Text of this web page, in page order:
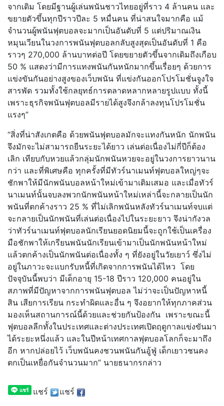
จากเดิม โดยมีฐานผู้เล่นพนันชาวไทยอยู่ที่ราว 4 ล้านคน และ
ขยายตัวขึ้นทุกปีราวปีละ 5 หมื่นคน ที่น่าสนใจมากคือ แม้
จำนวนผู้พนันฟุตบอลจะมากเป็นอันดับที่ 5 แต่ปริมาณเงิน
หมุนเวียนในวงการพนันฟุตบอลกลับสูงสุดเป็นอันดับที่ 1 คือ
ราวๆ 270,000 ล้านบาทต่อปี โดยขยายตัวขึ้นจากเดิมถึงเกือบ
50 % แสดงว่ามีการแทงพนันกันหนักมากขึ้นเรื่อยๆ ด้วยการ
แข่งขันกันอย่างสูงของเว็บพนัน ที่แข่งกันออกโปรโมชั่นจูงใจ
สารพัด รวมทั้งใช้กลยุทธ์การตลาดหลากหลายรูปแบบ ทั้งนี้
เพราะธุรกิจพนันฟุตบอลมีรายได้สูงจึงกล้าลงทุนโปรโมชั่น
แรงๆ”
“สิ่งที่น่าสังเกตคือ ด้วยพนันฟุตบอลมักจะแทงกันหนัก นักพนัน
จึงมักจะไม่สามารถยืนระยะได้ยาว เล่นต่อเนื่องไม่กี่ปีก็ต้อง
เลิก เทียบกับหวยแล้วกลุ่มนักพนันหวยจะอยู่ในวงการยาวนาน
กว่า และที่พิเศษคือ ทุกครั้งที่มีทัวร์นาเมนท์ฟุตบอลใหญ่ๆจะ
ชักพาให้มีนักพนันบอลหน้าใหม่เข้ามาเติมเสมอ และเมื่อทัวร์
นาเมนท์นั้นจบลงพวกนักพนันหน้าใหม่เหล่านี้จะกลายเป็นนัก
พนันที่ตกค้างราว 25 % ที่ไม่เลิกพนันหลังทัวร์นาเมนท์จบแต่
จะกลายเป็นนักพนันที่เล่นต่อเนื่องไปในระยะยาว จึงน่ากังวล
ว่าทัวร์นาเมนท์ฟุตบอลนักเรียนยอดนิยมนี้จะถูกใช้เป็นเครื่อง
มือชักพาให้เกรียนพนันนักเรียนเข้ามาเป็นนักพนันหน้าใหม่
แล้วตกค้างเป็นนักพนันต่อเนื่องทั้ง ๆ ที่ยังอยู่ในวัยเยาว์ ซึ่งไม่
อยู่ในภาวะจะแบกรับหนี้ที่เกิดจากการพนันได้ไหว โดย
ปัจจุบันนี้พบว่า มีเด็กอายุ 15-18 ปีราว 120,000 คนอยู่ใน
สภาพที่มีปัญหาจากการพนันฟุตบอล ไม่ว่าจะเป็นปัญหาหนี้
สิน เสียการเรียน กระทำผิดและอื่น ๆ จึงอยากให้ทุกภาคส่วน
มองเห็นสถานการณ์นี้ด้วยและช่วยกันป้องกัน เพราะขณะนี้
ฟุตบอลลีกทั้งในประเทศและต่างประเทศเปิดฤดูกาลแข่งขันมา
ได้ระยะหนึ่งแล้ว และในปีหน้าเทศกาลฟุตบอลโลกก็จะมาถึง
อีก หากปล่อยไว้ เว็บพนันคงชวนพนันกันอู้ฟู่ เด็กเยาวชนคง
ตกเป็นเหยื่อกันจำนวนมาก” นายธนากรกล่าว
แชร์ แชร์